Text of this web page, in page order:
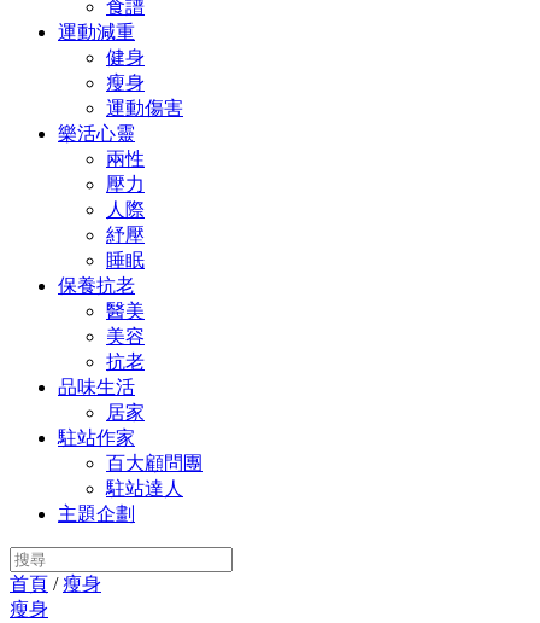
食譜
運動減重
健身
瘦身
運動傷害
樂活心靈
兩性
壓力
人際
紓壓
睡眠
保養抗老
醫美
美容
抗老
品味生活
居家
駐站作家
百大顧問團
駐站達人
主題企劃
首頁 /瘦身
瘦身